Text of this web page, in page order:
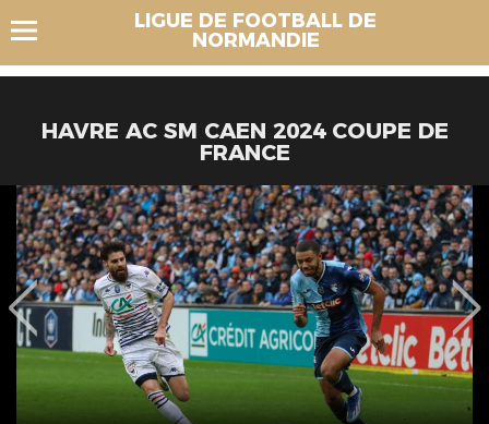
LIGUE DE FOOTBALL DE
NORMANDIE
HAVRE AC SM CAEN 2024 COUPE DE
FRANCE